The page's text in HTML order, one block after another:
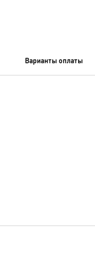
Варианты оплаты